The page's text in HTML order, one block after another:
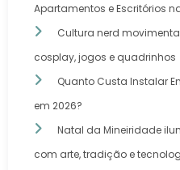
Apartamentos e Escritórios
Cultura nerd
cosplay, jogos e quadrinhos
Quanto Custa Instalar
em 2026?
Natal da Mineiridade
com arte, tradição e